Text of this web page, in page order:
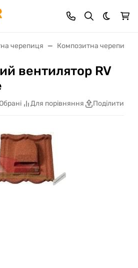
Dark
черепиця Композитна черепиця
вентилятор RV
Для порівняння Поділитися